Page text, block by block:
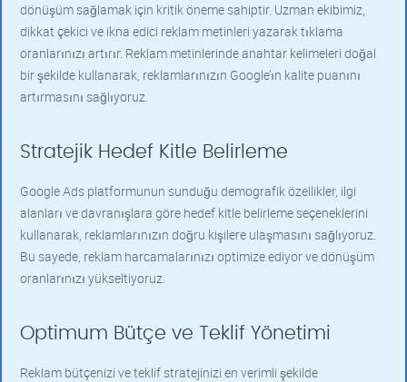
dönüşüm sağlamak için kritik öneme sahiptir. Uzman ekibimiz,
dikkat çekici ve ikna edici reklam metinleri yazarak tıklama
oranlarınızı artırır. Reklam metinlerinde anahtar kelimeleri doğal
bir şekilde kullanarak, reklamlarınızın Google’ın kalite puanını
artırmasını sağlıyoruz.
Stratejik Hedef Kitle Belirleme
Google Ads platformunun sunduğu demografik özellikler, ilgi
alanları ve davranışlara göre hedef kitle belirleme seçeneklerini
kullanarak, reklamlarınızın doğru kişilere ulaşmasını sağlıyoruz.
Bu sayede, reklam harcamalarınızı optimize ediyor ve dönüşüm
oranlarınızı yükseltiyoruz.
Optimum Bütçe ve Teklif Yönetimi
Reklam bütçenizi ve teklif stratejinizi en verimli şekilde